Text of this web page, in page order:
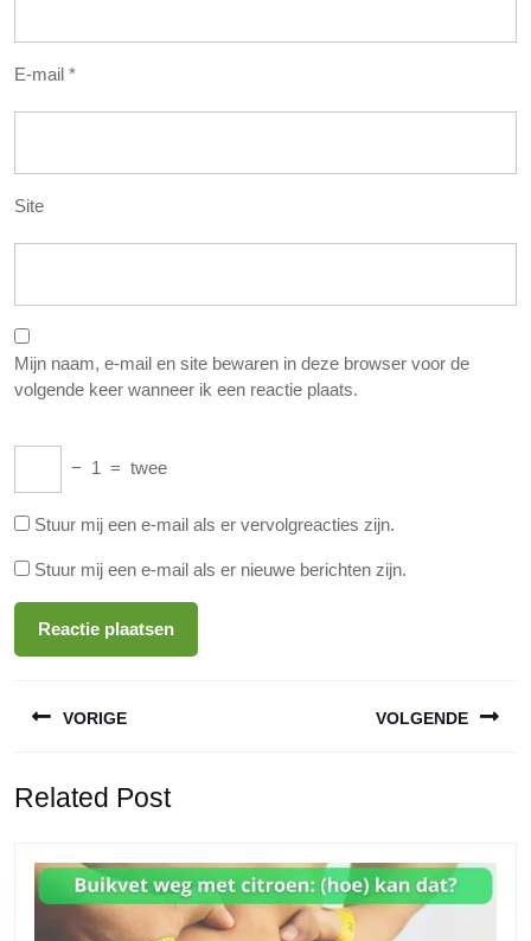
E-mail *
Site
Mijn naam, e-mail en site bewaren in deze browser voor de
volgende keer wanneer ik een reactie plaats.
− 1 = twee
Stuur mij een e-mail als er vervolgreacties zijn.
Stuur mij een e-mail als er nieuwe berichten zijn.
VORIGE
bericht:
VOLGENDE
Related Post